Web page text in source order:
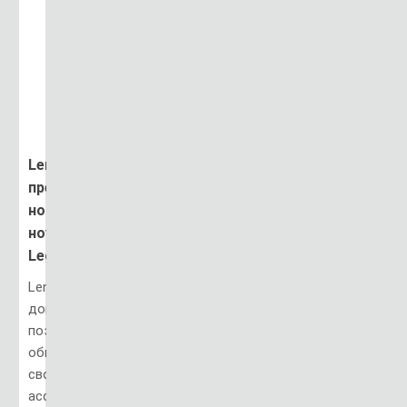
Lenovo
представит
новые
ноутбуки
Legion
Lenovo
довольно
поздно
обновляет
свой
ассортимент